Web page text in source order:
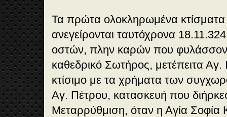
Τα πρώτα ολοκληρωμένα κτίσματα
ανεγείρονται ταυτόχρονα
οστών, πλην καρών που
καθεδρικό Σωτήρος, μετέπειτα
κτίσιμο με τα χρήματα των
Αγ. Πέτρου, κατασκευή που
Μεταρρύθμιση, όταν η Αγία